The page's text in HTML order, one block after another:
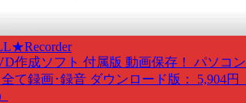
作成ソフト 付属版 動画保存！ パソコ
全て録画･録音 ダウンロード版： 5,904円